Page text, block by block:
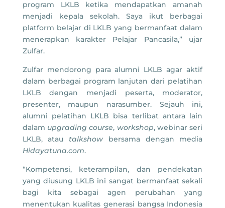
program LKLB ketika mendapatkan amanah
menjadi kepala sekolah. Saya ikut berbagai
platform belajar di LKLB yang bermanfaat dalam
menerapkan karakter Pelajar Pancasila,” ujar
Zulfar.
Zulfar mendorong para alumni LKLB agar aktif
dalam berbagai program lanjutan dari pelatihan
LKLB dengan menjadi peserta, moderator,
presenter, maupun narasumber. Sejauh ini,
alumni pelatihan LKLB bisa terlibat antara lain
dalam upgrading course, workshop, webinar seri
LKLB, atau talkshow bersama dengan media
Hidayatuna.com.
“Kompetensi, keterampilan, dan pendekatan
yang diusung LKLB ini sangat bermanfaat sekali
bagi kita sebagai agen perubahan yang
menentukan kualitas generasi bangsa Indonesia